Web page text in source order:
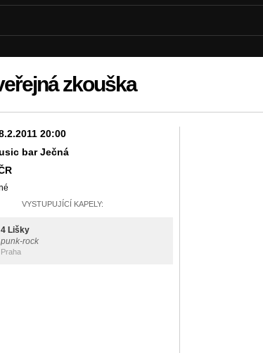
zkouška
20:00
bar Ječná
VYSTUPUJÍCÍ KAPELY:
4 Lišky
punk-rock
Praha